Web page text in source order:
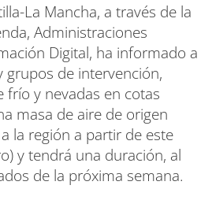
La Mancha, a través de la
Administraciones
Digital, ha informado a
grupos de intervención,
frío y nevadas en cotas
masa de aire de origen
la región a partir de este
y tendrá una duración, al
de la próxima semana.